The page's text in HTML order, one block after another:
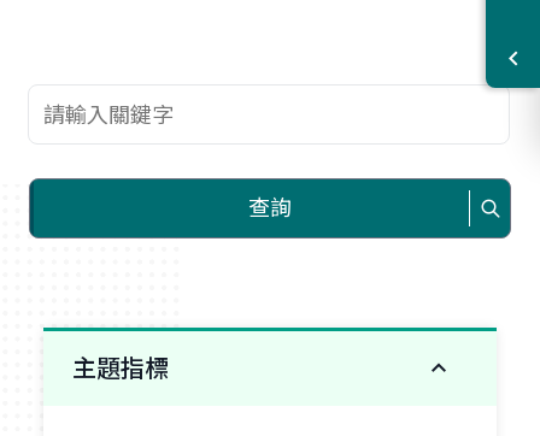
查詢關鍵字
查詢
主題指標